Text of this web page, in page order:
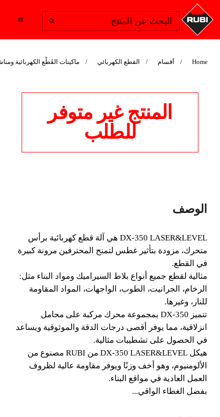
البحث عن المنتج
Home أقسام القطع الكهربائي ماكينات القَطْع الكهربائية
المنتج غير متوفر
للطلب
350 1300
LASERLEVEL
آلة برأس متحرك مع تأثير غطس
لمرونة كاملة.
متحرك، مزودة بتأثير غطس لتمنح المحترفين مرونة كبيرة
في القطع. مثالية لقطع جميع أنواع بلاط السيراميك ومواد
البناء مثل: الرخام، الجرانيت، الطوب، الواجهات، المواد
المقاومة للنار، وغيرها.
الوصف
DX-350 LASER&LEVEL هي آلة قطع كهربائية برأس
متحرك، مزودة بتأثير غطس لتمنح المحترفين مرونة كبيرة
في القطع.
مثالية لقطع جميع أنواع بلاط السيراميك ومواد البناء مثل:
الرخام، الجرانيت، الطوب، الواجهات، المواد المقاومة
للنار، وغيرها.
تتميز DX-350 بمجموعة محرك مركبة على محامل
انزلاقية، مما يوفر أقصى درجات الدقة والموثوقية ويساعد
في الحصول على تشطيبات مثالية.
هيكل DX-350 LASER&LEVEL من RUBI مصنوع من
الألومنيوم، وهو أخف وزنًا ويوفر مقاومة عالية لظروف
العمل العادية في مواقع البناء.
بفضل الغطاء الواقي...